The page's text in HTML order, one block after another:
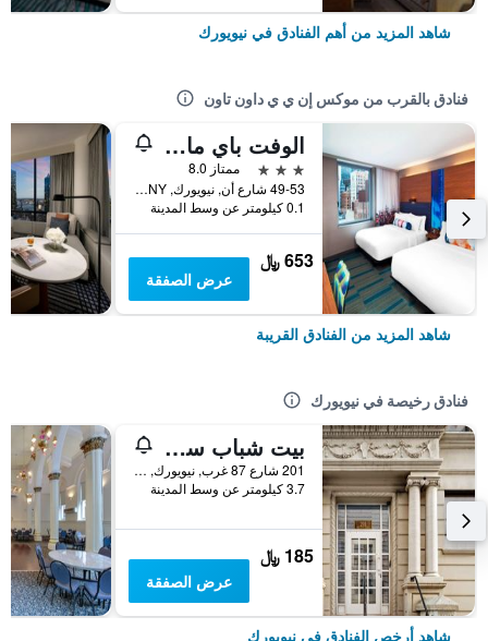
شاهد المزيد من أهم الفنادق في نيويورك
فنادق بالقرب من موكس إن ي ي داون تاون
الوفت باي ماريوت مانهاتان داون تاون - فينانثيال ديستريكت
3 نجوم
ممتاز 8.0
49-53 شارع أن, نيويورك, NY, الولايات المتحدة الأميريكية
0.1 كيلومتر عن وسط المدينة
653 ﷼
عرض الصفقة
شاهد المزيد من الفنادق القريبة
فنادق رخيصة في نيويورك
بيت شباب سنترال بارك ويست
201 شارع 87 غرب, نيويورك, NY, الولايات المتحدة الأميريكية
3.7 كيلومتر عن وسط المدينة
185 ﷼
عرض الصفقة
شاهد أرخص الفنادق في نيويورك